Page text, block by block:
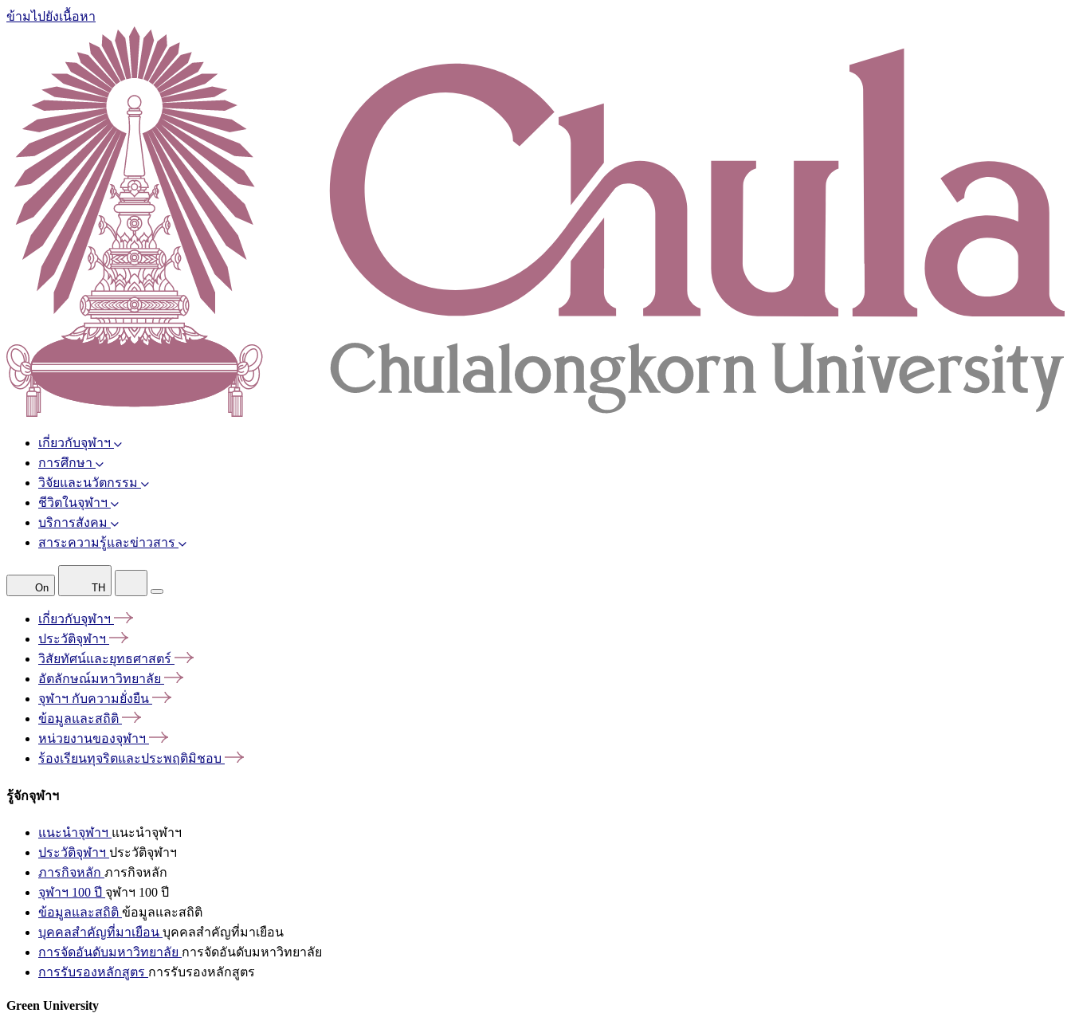
ข้ามไปยังเนื้อหา
เกี่ยวกับจุฬาฯ
การศึกษา
วิจัยและนวัตกรรม
ชีวิตในจุฬาฯ
บริการสังคม
สาระความรู้และข่าวสาร
On TH
เกี่ยวกับจุฬาฯ
ประวัติจุฬาฯ
วิสัยทัศน์และยุทธศาสตร์
อัตลักษณ์มหาวิทยาลัย
จุฬาฯ กับความยั่งยืน
ข้อมูลและสถิติ
หน่วยงานของจุฬาฯ
ร้องเรียนทุจริตและประพฤติมิชอบ
รู้จักจุฬาฯ
แนะนำจุฬาฯ แนะนำจุฬาฯ
ประวัติจุฬาฯ ประวัติจุฬาฯ
ภารกิจหลัก ภารกิจหลัก
จุฬาฯ 100 ปี จุฬาฯ 100 ปี
ข้อมูลและสถิติ ข้อมูลและสถิติ
บุคคลสำคัญที่มาเยือน บุคคลสำคัญที่มาเยือน
การจัดอันดับมหาวิทยาลัย การจัดอันดับมหาวิทยาลัย
การรับรองหลักสูตร การรับรองหลักสูตร
Green University